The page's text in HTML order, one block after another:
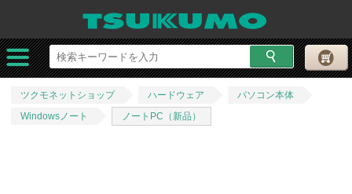
ツクモネットショップ ハードウェア
パソコン本体
Windowsノート
ノートPC（新品）